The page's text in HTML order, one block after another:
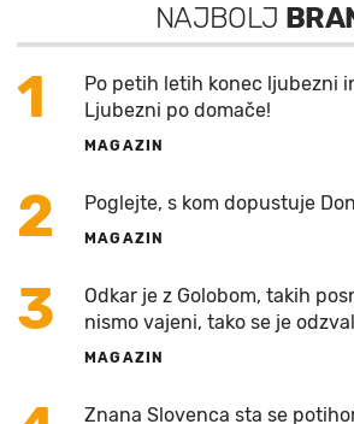
NAJBOLJ
1
Po petih letih konec ljubezni
Ljubezni po domače!
MAGAZIN
2 Poglejte, s kom dopustuje
MAGAZIN
3
Odkar je z Golobom, takih
nismo vajeni, tako se je
MAGAZIN
Znana Slovenca sta se